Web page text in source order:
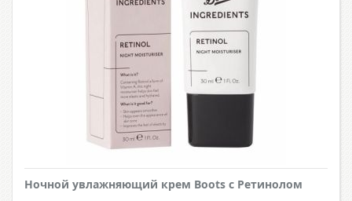
Ночной увлажняющий крем Boots c Ретинолом